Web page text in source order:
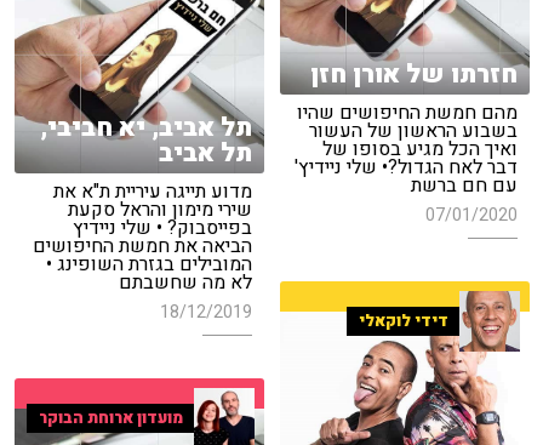
חזרתו של אורן חזן
מהם חמשת החיפושים שהיו
בשבוע הראשון של העשור
ואיך הכל מגיע בסופו של
דבר לאח הגדול?• שלי ניידיץ'
עם חם ברשת
07/01/2020
תל אביב, יא חביבי,
תל אביב
מדוע תייגה עיריית ת"א את
שירי מימון והראל סקעת
בפייסבוק? • שלי ניידיץ
הביאה את חמשת החיפושים
המובילים בגזרת השופינג •
לא מה שחשבתם
18/12/2019 דידי לוקאלי
מועדון ארוחת הבוקר